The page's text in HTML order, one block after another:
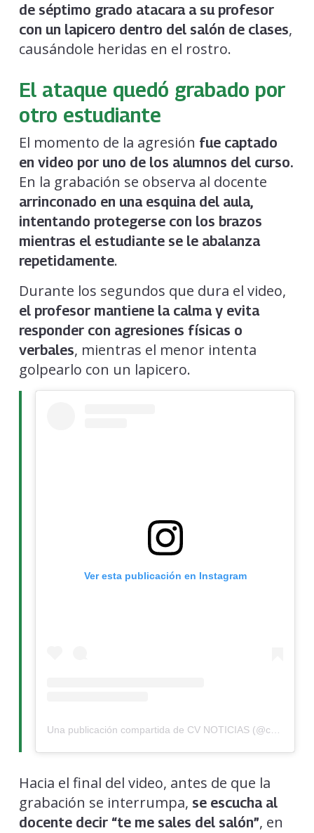
de séptimo grado atacara a su profesor
con un lapicero dentro del salón de clases,
causándole heridas en el rostro.
El ataque quedó grabado por
otro estudiante
El momento de la agresión fue captado
en video por uno de los alumnos del curso.
En la grabación se observa al docente
arrinconado en una esquina del aula,
intentando protegerse con los brazos
mientras el estudiante se le abalanza
repetidamente.
Durante los segundos que dura el video,
el profesor mantiene la calma y evita
responder con agresiones físicas o
verbales, mientras el menor intenta
golpearlo con un lapicero.
Ver esta publicación en Instagram
Hacia el final del video, antes de que la
grabación se interrumpa, se escucha al
docente decir “te me sales del salón”, en